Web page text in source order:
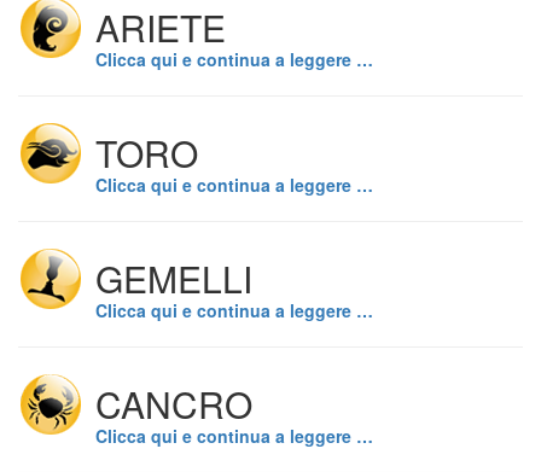
ARIETE
Clicca qui e continua a leggere …
TORO
Clicca qui e continua a leggere …
GEMELLI
Clicca qui e continua a leggere …
CANCRO
Clicca qui e continua a leggere …